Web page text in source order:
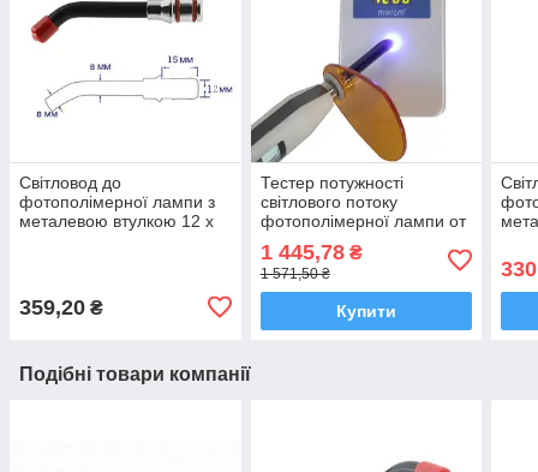
Світловод до
фотополімерної лампи з
металевою втулкою 12 x
359,20 ₴
Тестер потужності
світлового потоку
фотополімерної лампи от
1 445,78₴
1 571,50 ₴
Купити
Подібні товари компанії